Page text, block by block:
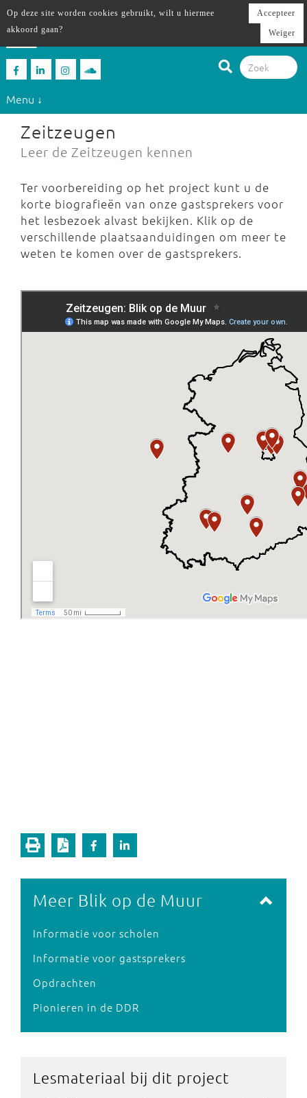
Menu ↓
Zeitzeugen
Leer de Zeitzeugen kennen
Ter voorbereiding op het project kunt u de
korte biografieën van onze gastsprekers voor
het lesbezoek alvast bekijken. Klik op de
verschillende plaatsaanduidingen om meer te
weten te komen over de gastsprekers.
Meer Blik op de Muur
Informatie voor scholen
Informatie voor gastsprekers
Opdrachten
Pionieren in de DDR
Lesmateriaal bij dit project
Op deze site worden cookies gebruikt, wilt u hiermee
akkoord gaan?
Accepteer
Weiger